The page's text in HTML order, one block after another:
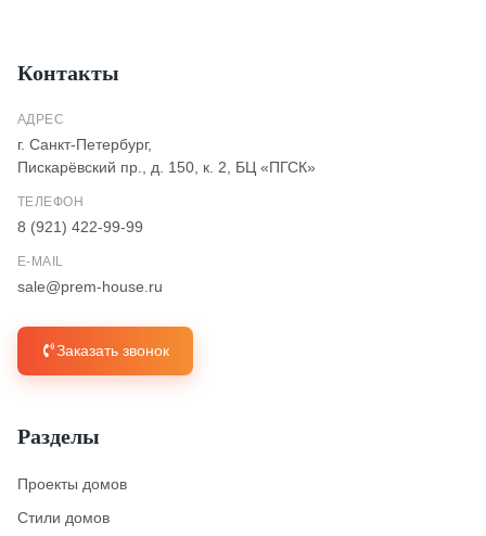
Контакты
АДРЕС
г. Санкт-Петербург,
Пискарёвский пр., д. 150, к. 2, БЦ «ПГСК»
ТЕЛЕФОН
8 (921) 422-99-99
E-MAIL
sale@prem-house.ru
Заказать звонок
Разделы
Проекты домов
Стили домов